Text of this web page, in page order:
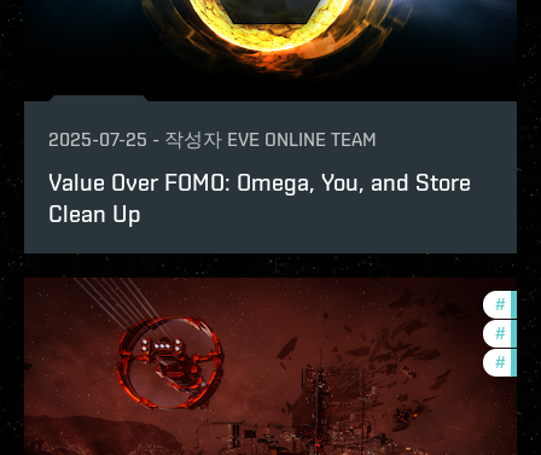
2025-07-25 - 작성자 EVE ONLINE TEAM
Value Over FOMO: Omega, You, and Store
Clean Up
#
#
#